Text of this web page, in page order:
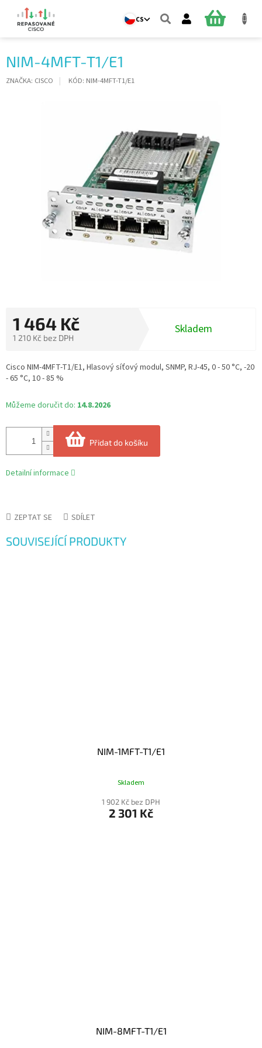
obsah
CS
NÁKUPNÍ
NIM-4MFT-T1/E1
ZNAČKA: CISCO KÓD: NIM-4MFT-T1/E1
1 464 Kč
1 210 Kč bez DPH
cena:
Skladem
Můžeme doručit do: 14.8.2026
Přidat do košíku
Cisco NIM-4MFT-T1/E1, Hlasový síťový modul, SNMP, RJ-45, 0 - 50 °C, -20
- 65 °C, 10 - 85 %
Detailní informace
ZEPTAT SE SDÍLET
SOUVISEJÍCÍ PRODUKTY
NIM-1MFT-T1/E1
Skladem
1 902 Kč bez DPH
2 301 Kč
NIM-8MFT-T1/E1